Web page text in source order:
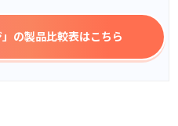
の製品比較表はこちら